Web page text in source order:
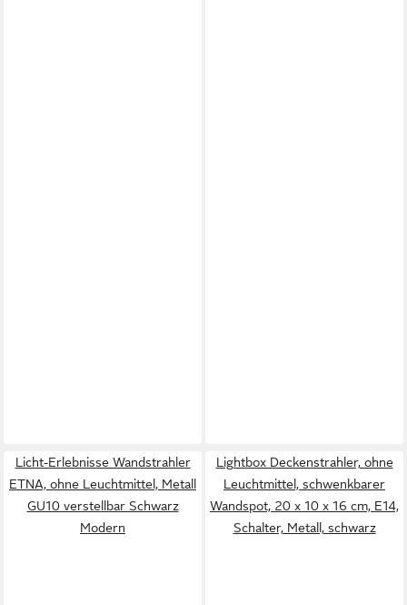
Licht-Erlebnisse Wandstrahler
ETNA, ohne Leuchtmittel, Metall
GU10 verstellbar Schwarz
Modern
Lightbox Deckenstrahler, ohne
Leuchtmittel, schwenkbarer
Wandspot, 20 x 10 x 16 cm, E14,
Schalter, Metall, schwarz